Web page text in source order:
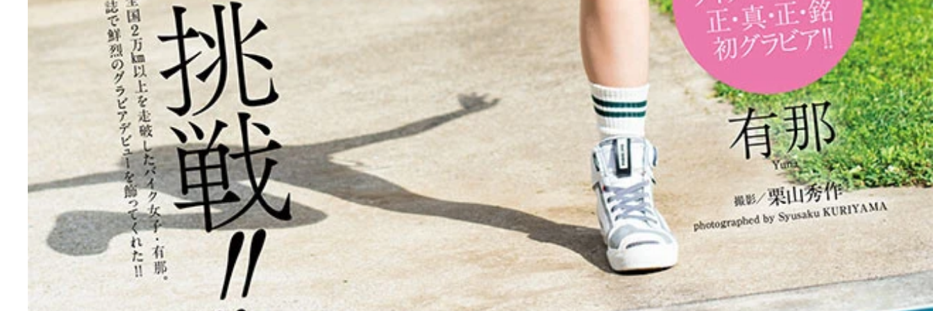
【デジタル限定】有那写真集『バイク女子ゆうなの挑戦!!～A New Journey～』 (C)栗山秀作／週刊プレイボーイ
有那デジタル写真集『バイク女子ゆうなの挑戦!!～A New Journey～』 撮影／栗山秀作 価格／1100円（税込）